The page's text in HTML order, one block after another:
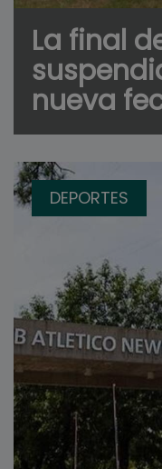
La final
nueva
DEPORTES